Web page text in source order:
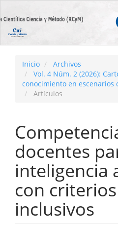
principal
Contenido
principal
Barra
Inicio
Archivos
Vol. 4 Núm. 2 (2026):
conocimiento en escenarios
Artículos
docentes
inteligencia
con
inclusivos